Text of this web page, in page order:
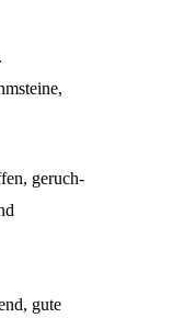
geruch-
gute